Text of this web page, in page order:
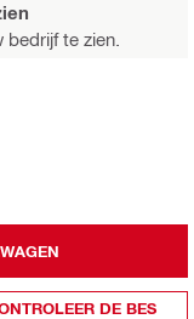
te zien.
DE BES